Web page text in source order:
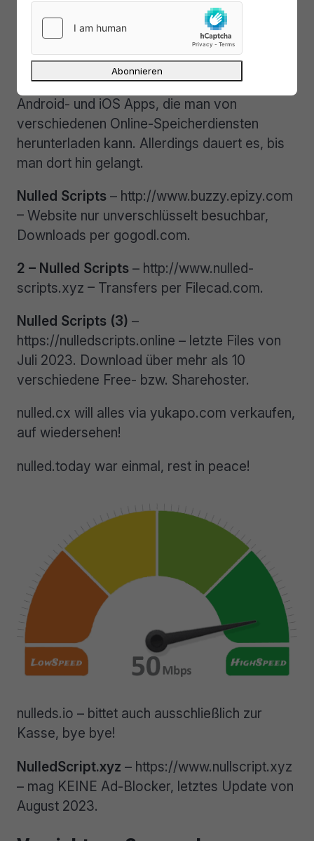
HTML, Downloads per Sharehoster.
– https://nulleb.com – toleriert keine
Ad-Blocker! PHP Scripts, WordPress
Themes & Plugins und last, but not least
Android- und iOS Apps, die man von
verschiedenen Online-Speicherdiensten
herunterladen kann. Allerdings dauert es, bis
man dort hin gelangt.
Nulled Scripts – http://www.buzzy.epizy.com
– Website nur unverschlüsselt besuchbar,
Downloads per gogodl.com.
2 – Nulled Scripts – http://www.nulled-
scripts.xyz – Transfers per Filecad.com.
Nulled Scripts (3) –
https://nulledscripts.online – letzte Files von
Juli 2023. Download über mehr als 10
verschiedene Free- bzw. Sharehoster.
nulled.cx will alles via yukapo.com verkaufen,
auf wiedersehen!
nulled.today war einmal, rest in peace!
nulleds.io – bittet auch ausschließlich zur
Kasse, bye bye!
NulledScript.xyz – https://www.nullscript.xyz
– mag KEINE Ad-Blocker, letztes Update von
August 2023.